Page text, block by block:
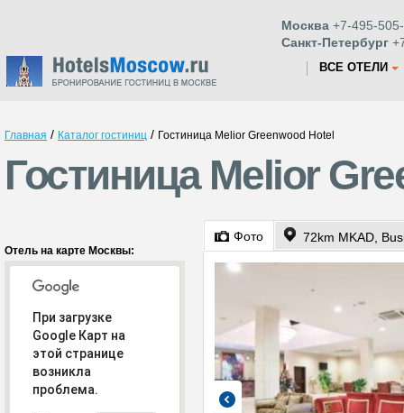
Москва +7-495-
Санкт-Петербург
ВСЕ ОТЕЛИ
Главная / Каталог гостиниц / Гостиница Melior Greenwood Hotel
Гостиница Melior
Отель на карте Москвы:
При загрузке
Google Карт на
этой странице
возникла
проблема.
Фото